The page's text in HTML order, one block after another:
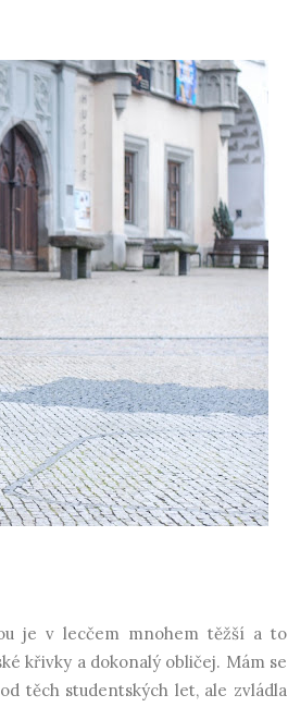
je v lecčem mnohem těžší a to
křivky a dokonalý obličej. Mám se
těch studentských let, ale zvládla